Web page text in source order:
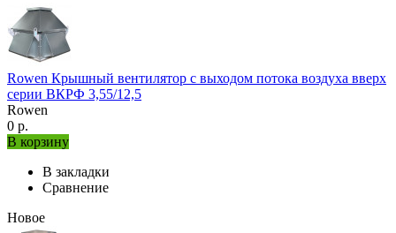
Rowen Крышный вентилятор с выходом потока воздуха вверх
серии ВКРФ 3,55/12,5
Rowen
0 р.
В корзину
В закладки
Сравнение
Новое